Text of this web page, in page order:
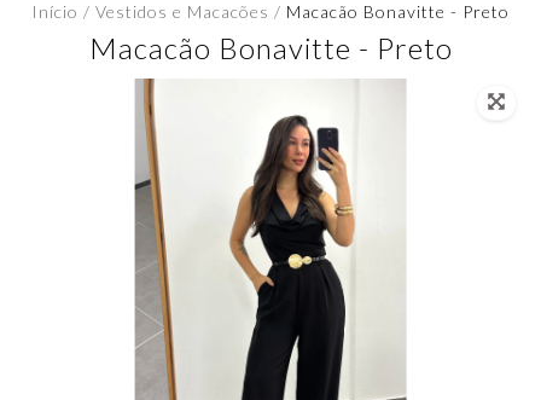
Início / Vestidos e Macacões / Macacão Bonavitte - Preto
Macacão Bonavitte - Preto